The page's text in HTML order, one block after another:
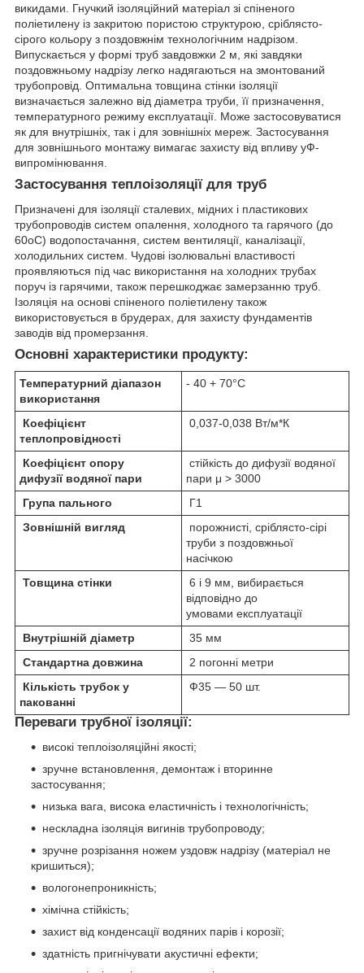
викидами. Гнучкий ізоляційний матеріал зі спіненого
поліетилену із закритою пористою структурою, сріблясто-
сірого кольору з поздовжнім технологічним надрізом.
Випускається у формі труб завдовжки 2 м, які завдяки
поздовжньому надрізу легко надягаються на змонтований
трубопровід. Оптимальна товщина стінки ізоляції
визначається залежно від діаметра труби, її призначення,
температурного режиму експлуатації. Може застосовуватися
як для внутрішніх, так і для зовнішніх мереж. Застосування
для зовнішнього монтажу вимагає захисту від впливу уФ-
випромінювання.
Застосування теплоізоляції для труб
Призначені для ізоляції сталевих, мідних і пластикових
трубопроводів систем опалення, холодного та гарячого (до
60oC) водопостачання, систем вентиляції, каналізації,
холодильних систем. Чудові ізолювальні властивості
проявляються під час використання на холодних трубах
поруч із гарячими, також перешкоджає замерзанню труб.
Ізоляція на основі спіненого поліетилену також
використовується в брудерах, для захисту фундаментів
заводів від промерзання.
Основні характеристики продукту:
Температурний діапазон
використання
- 40 + 70°С
Коефіцієнт
теплопровідності
0,037-0,038 Вт/м*К
Коефіцієнт опору
дифузії водяної пари
стійкість до дифузії водяної
пари μ > 3000
Група пального
Г1
Зовнішній вигляд
порожнисті, сріблясто-сірі
труби з поздовжньої
насічкою
Товщина стінки
6 і 9 мм, вибирається
відповідно до
умовами експлуатації
Внутрішній діаметр
35 мм
Стандартна довжина
2 погонні метри
Кількість трубок у
пакованні
Ф35 — 50 шт.
Переваги трубної ізоляції:
високі теплоізоляційні якості;
зручне встановлення, демонтаж і вторинне
застосування;
низька вага, висока еластичність і технологічність;
нескладна ізоляція вигинів трубопроводу;
зручне розрізання ножем уздовж надрізу (матеріал не
кришиться);
вологонепроникність;
хімічна стійкість;
захист від конденсації водяних парів і корозії;
здатність пригнічувати акустичні ефекти;